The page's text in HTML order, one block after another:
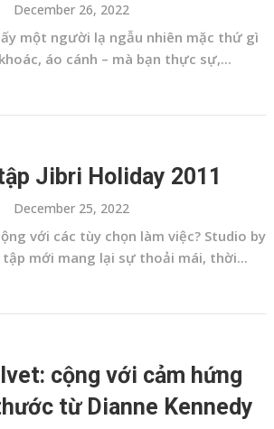
December 26, 2022
một người lạ ngẫu nhiên mặc thứ gì
áo cánh – mà bạn thực sự,...
Jibri Holiday 2011
December 25, 2022
với các tùy chọn làm việc? Studio by
mới mang lại sự thoải mái, thời...
cộng với cảm hứng
từ Dianne Kennedy